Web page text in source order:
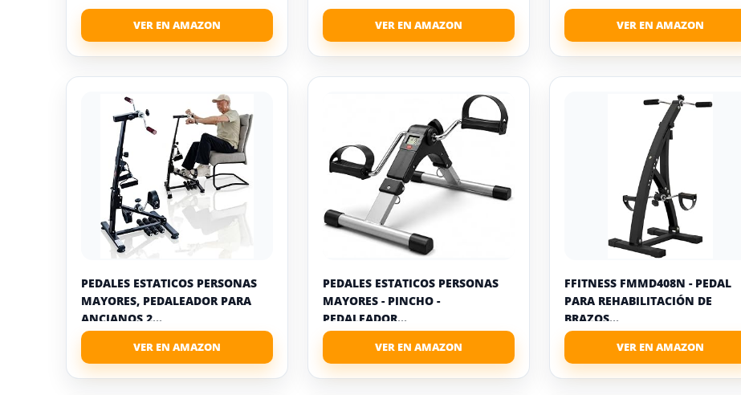
PEDALES ESTATICOS PERSONAS
MAYORES, PEDALEADOR PARA
ANCIANOS 2...
PEDALES ESTATICOS PERSONAS
MAYORES - PINCHO -
PEDALEADOR...
FFITNESS FMMD408N - PEDAL
PARA REHABILITACIÓN DE
BRAZOS...